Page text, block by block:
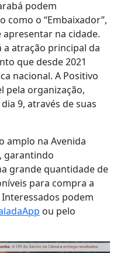
podem
como o “Embaixador”,
na cidade.
a atração principal da
que desde 2021
nacional. A Positivo
pela organização,
9, através de suas
amplo na Avenida
garantindo
grande quantidade de
para compra a
podem
ou pelo